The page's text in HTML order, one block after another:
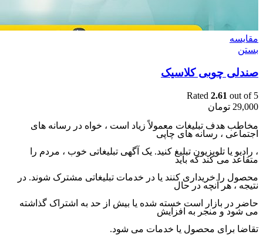
مقایسه
بستن
صندلی چوبی کلاسیک
Rated 2.61 out of 5
29,000 تومان
مخاطب هدف تبلیغات معمولاً زیاد است ، خواه در رسانه های
اجتماعی ، رسانه های چاپی
، رادیو یا تلویزیون تبلیغ کنید. یک آگهی تبلیغاتی خوب ، مردم را
متقاعد می کند که باید
محصول را خریداری کنند یا در خدمات تبلیغاتی مشترک شوند. در
نتیجه ، هر آنچه در حال
حاضر در بازار است خسته شده یا بیش از حد به اشتراک گذاشته
می شود و منجر به افزایش
تقاضا برای محصول یا خدمات می شود.